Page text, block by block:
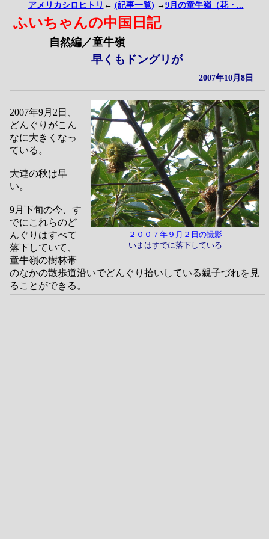
アメリカシロヒトリ ← (記事一覧) → 9月の童牛嶺（花・...
ふいちゃんの中国日記
自然編／童牛嶺
早くもドングリが
2007年10月8日
２００７年９月２日の撮影
いまはすでに落下している
2007年9月2日、
どんぐりがこん
なに大きくなっ
ている。
大連の秋は早
い。
9月下旬の今、す
でにこれらのど
んぐりはすべて
落下していて、
童牛嶺の樹林帯
のなかの散歩道沿いでどんぐり拾いしている親子づれを見
ることができる。